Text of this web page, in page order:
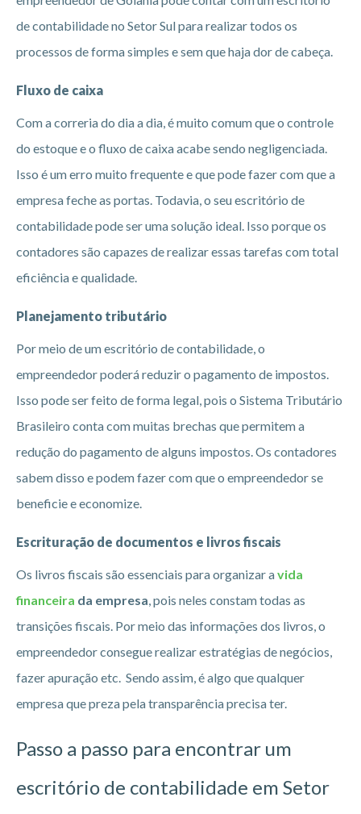
de contabilidade no Setor Sul para realizar todos os
processos de forma simples e sem que haja dor de cabeça.
Fluxo de caixa
Com a correria do dia a dia, é muito comum que o controle
do estoque e o fluxo de caixa acabe sendo negligenciada.
Isso é um erro muito frequente e que pode fazer com que a
empresa feche as portas. Todavia, o seu escritório de
contabilidade pode ser uma solução ideal. Isso porque os
contadores são capazes de realizar essas tarefas com total
eficiência e qualidade.
Planejamento tributário
Por meio de um escritório de contabilidade, o
empreendedor poderá reduzir o pagamento de impostos.
Isso pode ser feito de forma legal, pois o Sistema Tributário
Brasileiro conta com muitas brechas que permitem a
redução do pagamento de alguns impostos. Os contadores
sabem disso e podem fazer com que o empreendedor se
beneficie e economize.
Escrituração de documentos e livros fiscais
Os livros fiscais são essenciais para organizar avida
financeira da empresa, pois neles constam todas as
transições fiscais. Por meio das informações dos livros, o
empreendedor consegue realizar estratégias de negócios,
fazer apuração etc. Sendo assim, é algo que qualquer
empresa que preza pela transparência precisa ter.
Passo a passo para encontrar um
escritório de contabilidade em Setor